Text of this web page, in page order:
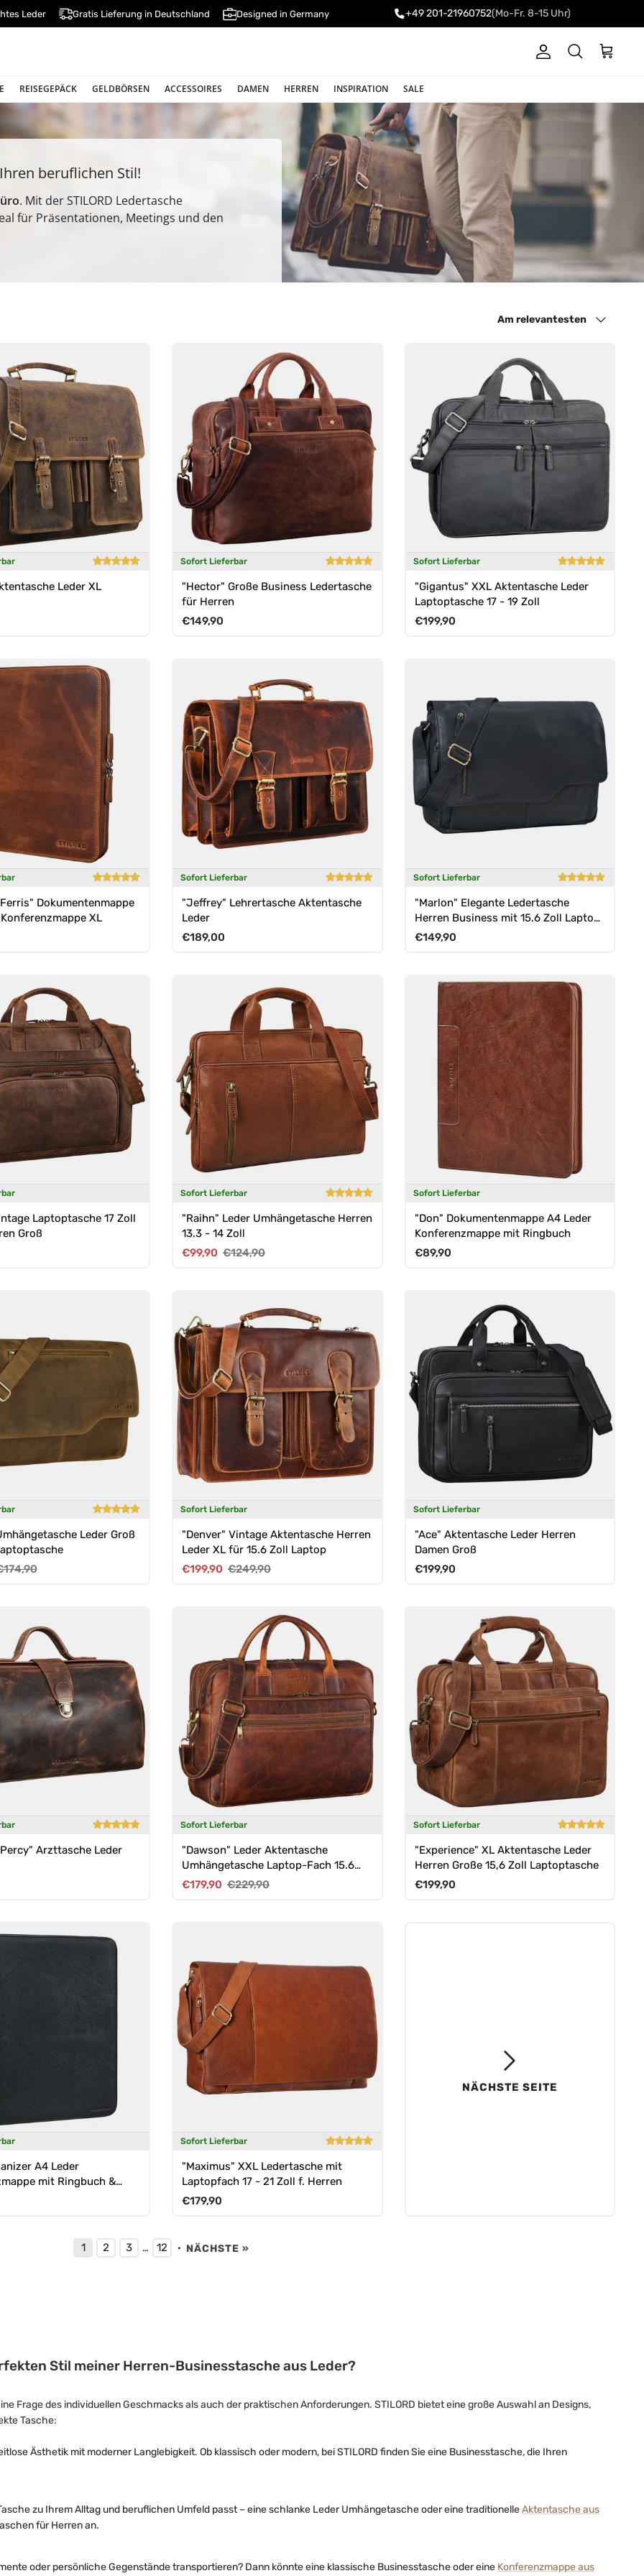
Leder Gratis Lieferung in Deutschland Designed in Germany +49 201-21960752(Mo-Fr. 8-15 Uhr)
KontoSuchen
REISEGEPÄCK GELDBÖRSEN ACCESSOIRES DAMEN HERREN INSPIRATION SALE
beruflichen Stil!
. Mit der STILORD Ledertasche
für Präsentationen, Meetings und den
Am relevantesten
Leder XL
Sofort Lieferbar
"Hector" Große Business Ledertasche
für Herren
Normaler Preis
€149,90
Sofort Lieferbar
"Gigantus" XXL Aktentasche Leder
Laptoptasche 17 - 19 Zoll
Normaler Preis
€199,90
Dokumentenmappe
XL
Sofort Lieferbar
"Jeffrey" Lehrertasche Aktentasche
Leder
Normaler Preis
€189,00
Sofort Lieferbar
"Marlon" Elegante Ledertasche
Herren Business mit 15.6 Zoll Laptop-
Fach
Normaler Preis
€149,90
Laptoptasche 17 Zoll
Groß
Sofort Lieferbar
"Raihn" Leder Umhängetasche Herren
13.3 - 14 Zoll
Verkaufspreis
€99,90 Normaler Preis
€124,90
Sofort Lieferbar
"Don" Dokumentenmappe A4 Leder
Konferenzmappe mit Ringbuch
Normaler Preis
€89,90
Leder Groß
Preis
Sofort Lieferbar
"Denver" Vintage Aktentasche Herren
Leder XL für 15.6 Zoll Laptop
Verkaufspreis
€199,90 Normaler Preis
€249,90
Sofort Lieferbar
"Ace" Aktentasche Leder Herren
Damen Groß
Normaler Preis
€199,90
Arzttasche Leder
Sofort Lieferbar
"Dawson" Leder Aktentasche
Umhängetasche Laptop-Fach 15.6
Zoll groß Unisex
Verkaufspreis
€179,90 Normaler Preis
€229,90
Sofort Lieferbar
"Experience" XL Aktentasche Leder
Herren Große 15,6 Zoll Laptoptasche
Normaler Preis
€199,90
A4 Leder
mit Ringbuch &
Sofort Lieferbar
"Maximus" XXL Ledertasche mit
Laptopfach 17 - 21 Zoll f. Herren
Normaler Preis
€179,90
NÄCHSTE SEITE
1 2 3 … 12 · NÄCHSTE »
Stil meiner Herren-Businesstasche aus Leder?
Frage des individuellen Geschmacks als auch der praktischen Anforderungen. STILORD bietet eine große Auswahl an Designs,
Tasche:
Ästhetik mit moderner Langlebigkeit. Ob klassisch oder modern, bei STILORD finden Sie eine Businesstasche, die Ihren
zu Ihrem Alltag und beruflichen Umfeld passt – eine schlanke Leder Umhängetasche oder eine traditionelleAktentasche aus
für Herren an.
oder persönliche Gegenstände transportieren? Dann könnte eine klassische Businesstasche oder eine Konferenzmappe aus